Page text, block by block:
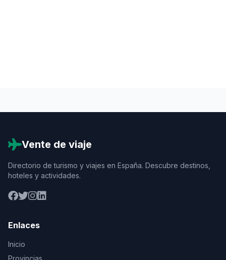
Vente de viaje
Directorio de turismo y viajes en España. Descubre destinos,
hoteles y actividades.
Enlaces
Inicio
Provincias